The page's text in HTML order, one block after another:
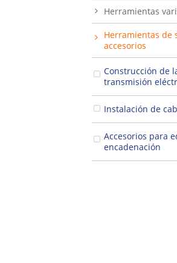
Herramientas
Herramientas de
accesorios
Construcción de
transmisión
Instalación de
Accesorios para
encadenación